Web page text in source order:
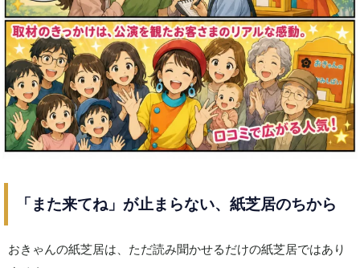
「また来てね」が止まらない、紙芝居のちから
おきゃんの紙芝居は、ただ読み聞かせるだけの紙芝居ではあり